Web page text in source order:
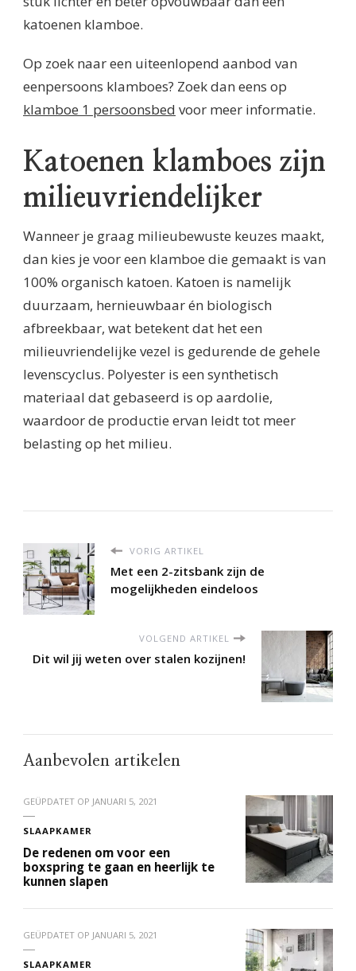
katoenen klamboe.
Op zoek naar een uiteenlopend aanbod van
eenpersoons klamboes? Zoek dan eens op
klamboe 1 persoonsbed voor meer informatie.
Katoenen klamboes zijn
milieuvriendelijker
Wanneer je graag milieubewuste keuzes maakt,
dan kies je voor een klamboe die gemaakt is van
100% organisch katoen. Katoen is namelijk
duurzaam, hernieuwbaar én biologisch
afbreekbaar, wat betekent dat het een
milieuvriendelijke vezel is gedurende de gehele
levenscyclus. Polyester is een synthetisch
materiaal dat gebaseerd is op aardolie,
waardoor de productie ervan leidt tot meer
belasting op het milieu.
VORIG ARTIKEL
Met een 2-zitsbank zijn de
mogelijkheden eindeloos
VOLGEND ARTIKEL
Dit wil jij weten over stalen kozijnen!
Aanbevolen artikelen
GEÜPDATET OP JANUARI 5, 2021
SLAAPKAMER
De redenen om voor een
boxspring te gaan en heerlijk te
kunnen slapen
GEÜPDATET OP JANUARI 5, 2021
SLAAPKAMER